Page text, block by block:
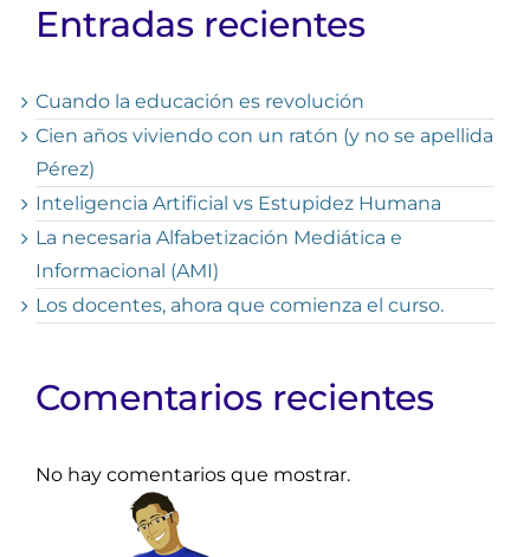
Entradas recientes
Cuando la educación es revolución
Cien años viviendo con un ratón (y no se apellida
Pérez)
Inteligencia Artificial vs Estupidez Humana
La necesaria Alfabetización Mediática e
Informacional (AMI)
Los docentes, ahora que comienza el curso.
Comentarios recientes
No hay comentarios que mostrar.